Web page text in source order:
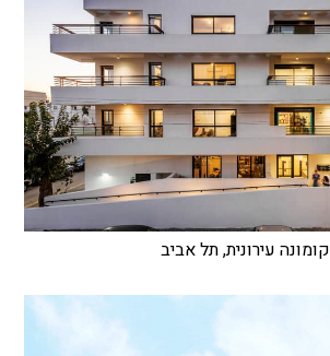
קומונה עירונית, תל אביב